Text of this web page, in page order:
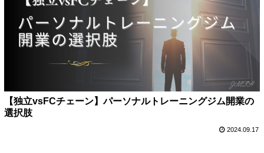
【独立vsFCチェーン】パーソナルトレーニングジム開業の
選択肢
2024.09.17